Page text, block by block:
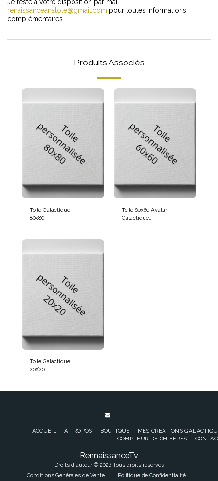
Je reste à votre disposition par mail :
renaissanceanatole@gmail.com pour toutes informations
complémentaires .
Produits Associés
Toile Galactique
80x80
Toile 60x60 Avatar
Galactique
Toile Galactique
20X20
RennaissanceTv
Droits d'auteur © 2026 Tous droits réservés
Conditions Générales de Vente| Politique de Confidentialité
ACCUEIL À PROPOS BOUTIQUE
MES CRÉATIONS
COMPTEUR DE CHIFFRES